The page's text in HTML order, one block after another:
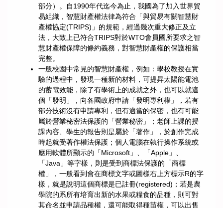
部分）。自1990年代迄今為止，我國為了加入世界貿
易組織，智慧財產權法律為符合「與貿易有關智慧財
產權協定(TRIPS)」的規範，經過幾次重大修正及立
法，大致上已符合TRIPS對於WTO會員國所要求之智
慧財產權保障的條約義務，對智慧財產權的保護相當
完整。
一般校園中常見的智慧財產權，例如：學校教授在實
驗的過程中，發現一種新的材料，可提昇太陽能電池
的蓄電效能，除了有學術上的成就之外，也可以就這
個「發明」，向各國政府申請「發明專利權」，若有
部分技術沒有申請專利，但有適當的保密，也有可能
屬於營業秘密法保護的「營業秘密」；老師上課的授
課內容、學生的報告則是屬於「著作」，於創作完成
時起就受著作權法保護；個人電腦在執行操作系統或
應用軟體所顯示的「Microsoft」、「Apple」、
「Java」等字樣，則是受到商標法保護的「商標
權」，一般看到會在商標文字或圖樣右上方標示R的字
樣，就是說明這個商標是已註冊(registered)；若是農
學院的系所有培育出新的水果或糧食的品種，則可對
其命名並申請品種權，還可能取得種苗權，可以出售